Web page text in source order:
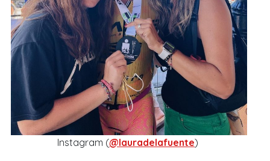
Instagram (@lauradelafuente)